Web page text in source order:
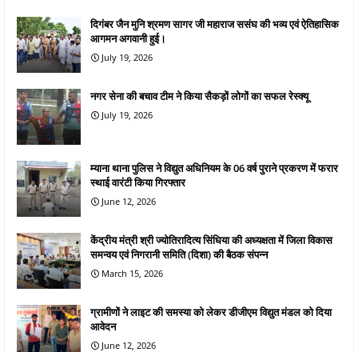
दिगंबर जैन मुनि श्रमण सागर जी महाराज ससंघ की भव्य एवं ऐतिहासिक
आगमन अगवानी हुई।
July 19, 2026
नगर सेना की बचाव टीम ने किया सैकड़ों लोगों का सफल रेस्क्यू
July 19, 2026
म्याना थाना पुलिस ने विद्युत अधिनियम के 06 वर्ष पुराने प्रकरण में फरार
स्थाई वारंटी किया गिरफ्तार
June 12, 2026
केंद्रीय मंत्री श्री ज्योतिरादित्य सिंधिया की अध्यक्षता में जिला विकास
समन्वय एवं निगरानी समिति (दिशा) की बैठक संपन्न
March 15, 2026
ग्रामीणों ने लाइट की समस्या को लेकर डीजीएम विद्युत मंडल को दिया
आवेदन
June 12, 2026